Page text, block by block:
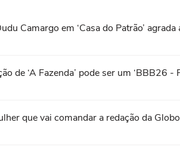
Camargo em ‘Casa do Patrão’
de ‘A Fazenda’ pode ser um ‘BBB26 -
que vai comandar a redação da